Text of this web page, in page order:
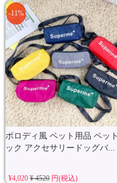
ポロディ風 ペット用品 ペッ
ック アクセサリードッグバ...
-11%
¥4,020 ¥ 4520円(税込)